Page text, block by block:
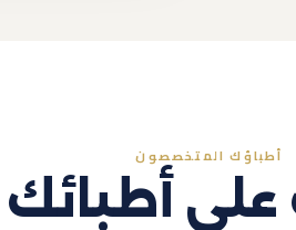
أطباؤك المتخصصون
أطبائك